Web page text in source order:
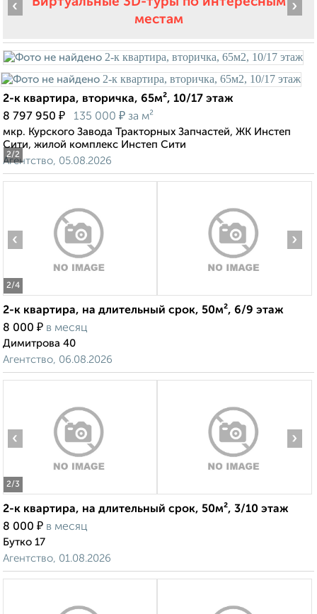
местам
2/2
‹ ›
2-к квартира, вторичка, 65м², 10/17 этаж
8 797 950 ₽ 135 000 ₽ за м²
мкр. Курского Завода Тракторных Запчастей, ЖК Инстеп
Сити, жилой комплекс Инстеп Сити
Агентство, 05.08.2026
2/4
‹ ›
2-к квартира, на длительный срок, 50м², 6/9 этаж
8 000 ₽ в месяц
Димитрова 40
Агентство, 06.08.2026
2/3
‹ ›
2-к квартира, на длительный срок, 50м², 3/10 этаж
8 000 ₽ в месяц
Бутко 17
Агентство, 01.08.2026